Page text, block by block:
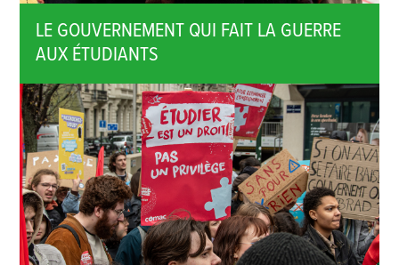
LE GOUVERNEMENT QUI FAIT LA GUERRE
AUX ÉTUDIANTS